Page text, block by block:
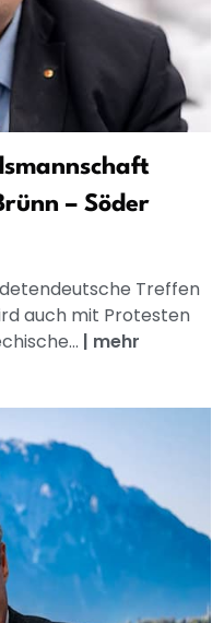
– Söder
Treffen
auch mit Protesten
| mehr